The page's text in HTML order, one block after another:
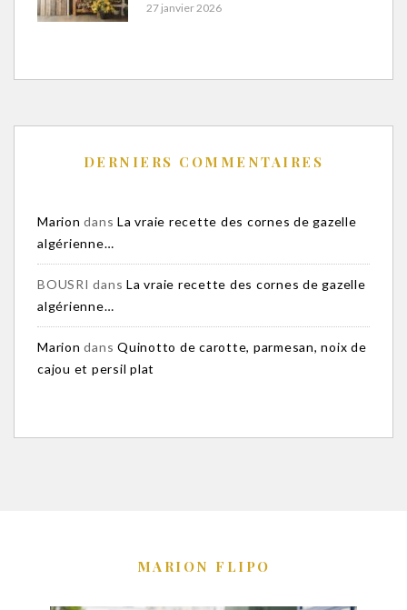
27 janvier 2026
DERNIERS COMMENTAIRES
Marion dans La vraie recette des cornes de gazelle
algérienne…
BOUSRI dans La vraie recette des cornes de gazelle
algérienne…
Marion dans Quinotto de carotte, parmesan, noix de
cajou et persil plat
MARION FLIPO